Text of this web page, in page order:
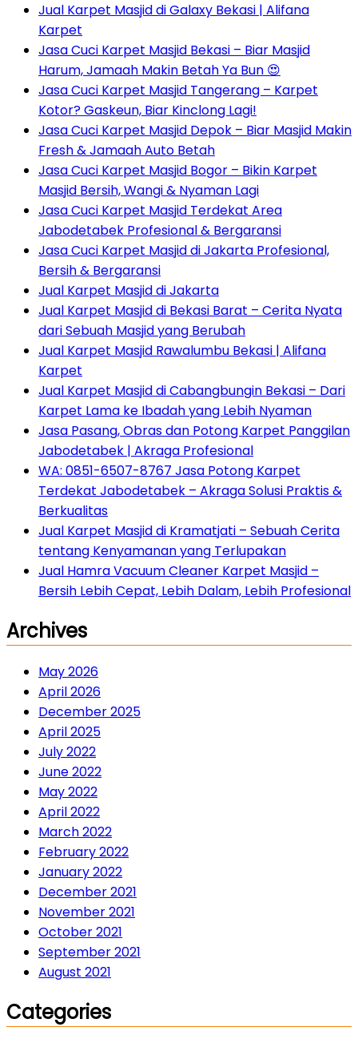
Jual Karpet Masjid di Galaxy Bekasi | Alifana
Karpet
Jasa Cuci Karpet Masjid Bekasi – Biar Masjid
Harum, Jamaah Makin Betah Ya Bun 😍
Jasa Cuci Karpet Masjid Tangerang – Karpet
Kotor? Gaskeun, Biar Kinclong Lagi!
Jasa Cuci Karpet Masjid Depok – Biar Masjid Makin
Fresh & Jamaah Auto Betah
Jasa Cuci Karpet Masjid Bogor – Bikin Karpet
Masjid Bersih, Wangi & Nyaman Lagi
Jasa Cuci Karpet Masjid Terdekat Area
Jabodetabek Profesional & Bergaransi
Jasa Cuci Karpet Masjid di Jakarta Profesional,
Bersih & Bergaransi
Jual Karpet Masjid di Jakarta
Jual Karpet Masjid di Bekasi Barat – Cerita Nyata
dari Sebuah Masjid yang Berubah
Jual Karpet Masjid Rawalumbu Bekasi | Alifana
Karpet
Jual Karpet Masjid di Cabangbungin Bekasi – Dari
Karpet Lama ke Ibadah yang Lebih Nyaman
Jasa Pasang, Obras dan Potong Karpet Panggilan
Jabodetabek | Akraga Profesional
WA: 0851-6507-8767 Jasa Potong Karpet
Terdekat Jabodetabek – Akraga Solusi Praktis &
Berkualitas
Jual Karpet Masjid di Kramatjati – Sebuah Cerita
tentang Kenyamanan yang Terlupakan
Jual Hamra Vacuum Cleaner Karpet Masjid –
Bersih Lebih Cepat, Lebih Dalam, Lebih Profesional
Archives
May 2026
April 2026
December 2025
April 2025
July 2022
June 2022
May 2022
April 2022
March 2022
February 2022
January 2022
December 2021
November 2021
October 2021
September 2021
August 2021
Categories